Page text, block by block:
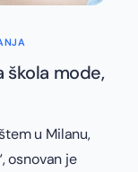
škola mode,
u Milanu,
osnovan je